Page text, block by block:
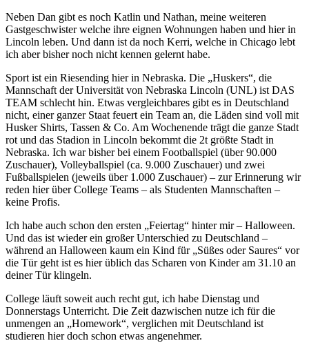
Neben Dan gibt es noch Katlin und Nathan, meine weiteren
Gastgeschwister welche ihre eignen Wohnungen haben und hier in
Lincoln leben. Und dann ist da noch Kerri, welche in Chicago lebt
ich aber bisher noch nicht kennen gelernt habe.
Sport ist ein Riesending hier in Nebraska. Die „Huskers“, die
Mannschaft der Universität von Nebraska Lincoln (UNL) ist DAS
TEAM schlecht hin. Etwas vergleichbares gibt es in Deutschland
nicht, einer ganzer Staat feuert ein Team an, die Läden sind voll mit
Husker Shirts, Tassen & Co. Am Wochenende trägt die ganze Stadt
rot und das Stadion in Lincoln bekommt die 2t größte Stadt in
Nebraska. Ich war bisher bei einem Footballspiel (über 90.000
Zuschauer), Volleyballspiel (ca. 9.000 Zuschauer) und zwei
Fußballspielen (jeweils über 1.000 Zuschauer) – zur Erinnerung wir
reden hier über College Teams – als Studenten Mannschaften –
keine Profis.
Ich habe auch schon den ersten „Feiertag“ hinter mir – Halloween.
Und das ist wieder ein großer Unterschied zu Deutschland –
während an Halloween kaum ein Kind für „Süßes oder Saures“ vor
die Tür geht ist es hier üblich das Scharen von Kinder am 31.10 an
deiner Tür klingeln.
College läuft soweit auch recht gut, ich habe Dienstag und
Donnerstags Unterricht. Die Zeit dazwischen nutze ich für die
unmengen an „Homework“, verglichen mit Deutschland ist
studieren hier doch schon etwas angenehmer.